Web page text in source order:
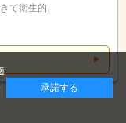
て衛生的
承諾する